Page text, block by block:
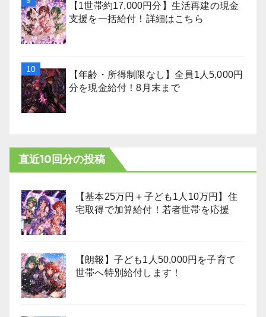
【1世帯約17,000円分】生活再建の現金
支援を一括給付！詳細はこちら
【年齢・所得制限なし】全員1人5,000円
分を現金給付！8月末まで
直近10回分の投稿
【基本25万円＋子ども1人10万円】住
宅取得で加算給付！若者世帯を応援
【朗報】子ども1人50,000円を子育て
世帯へ特別給付します！